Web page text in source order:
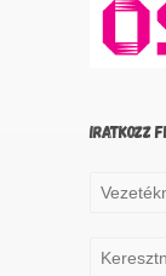
IRATKOZZ